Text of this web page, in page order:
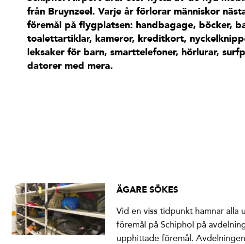
från Bruynzeel. Varje år förlorar människor
föremål på flygplatsen: handbagage, böcker,
toalettartiklar, kameror, kreditkort,
leksaker för barn, smarttelefoner, hörlurar,
datorer med mera.
ÄGARE SÖKES
Vid en viss tidpunkt hamnar alla
föremål på Schiphol på
upphittade föremål.